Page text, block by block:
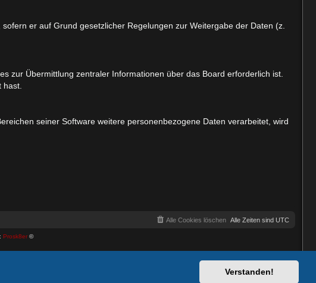
Verstanden!
er auf Grund gesetzlicher Regelungen zur Weitergabe der Daten (z.
zur Übermittlung zentraler Informationen über das Board erforderlich ist.
seiner Software weitere personenbezogene Daten verarbeitet, wird
Alle Zeiten sind UTC
Alle Cookies löschen
Prosk8er ©